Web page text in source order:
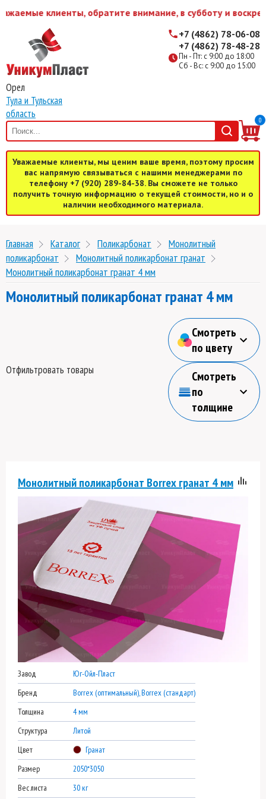
клиенты, обратите внимание, в субботу и
Орел
Тула и Тульская
область
Пн - Пт: с 9:00 до 18:00
Сб - Вс: с 9:00 до 15:00
+7 (4862) 78-06-08
+7 (4862) 78-48-28
0
Уважаемые клиенты, мы ценим ваше время, поэтому просим
вас напрямую связываться с нашими менеджерами по
телефону +7 (920) 289-84-38. Вы сможете не только
получить точную информацию о текущей стоимости, но и о
наличии необходимого материала.
Главная Каталог Поликарбонат
Монолитный
поликарбонат
Монолитный поликарбонат гранат
Монолитный поликарбонат гранат 4 мм
Монолитный поликарбонат гранат 4 мм
Отфильтровать товары
Смотреть
по цвету
Смотреть
по
толщине
Монолитный поликарбонат Borrex гранат 4 мм
Завод
Юг-Ойл-Пласт
Бренд
Borrex (оптимальный), Borrex (стандарт)
Толщина
4 мм
Структура
Литой
Цвет
Гранат
Размер
2050*3050
Вес листа
30 кг